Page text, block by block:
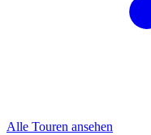
Alle Touren ansehen